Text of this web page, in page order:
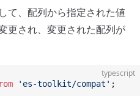
て、配列から指定された値
更され、変更された配列が
typescript
'es-toolkit/compat' ;